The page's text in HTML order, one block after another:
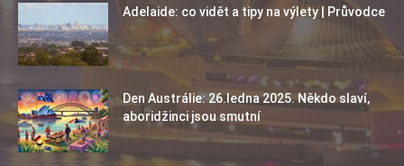
Adelaide: co vidět a tipy na výlety | Průvodce
Den Austrálie: 26.ledna 2025. Někdo slaví,
aboridžinci jsou smutní